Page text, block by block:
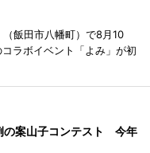
飯田市八幡町）で8月10
ラボイベント「よみ」が初
の案山子コンテスト 今年